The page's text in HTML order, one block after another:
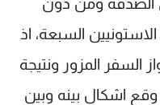
السبعة، اذ
السفر المزور ونتيجة
وقع اشكال بينه وبين